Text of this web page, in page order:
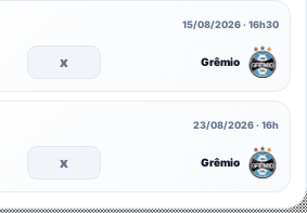
15/08/2026 · 16h30
x Grêmio
23/08/2026 · 16h
x Grêmio